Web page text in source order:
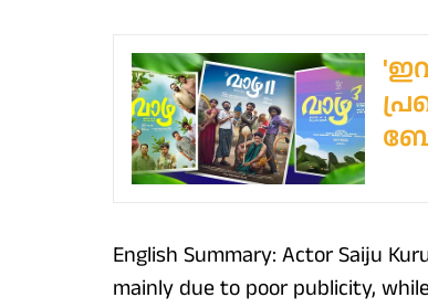
English Summary: Actor Saiju
mainly due to poor publicity,